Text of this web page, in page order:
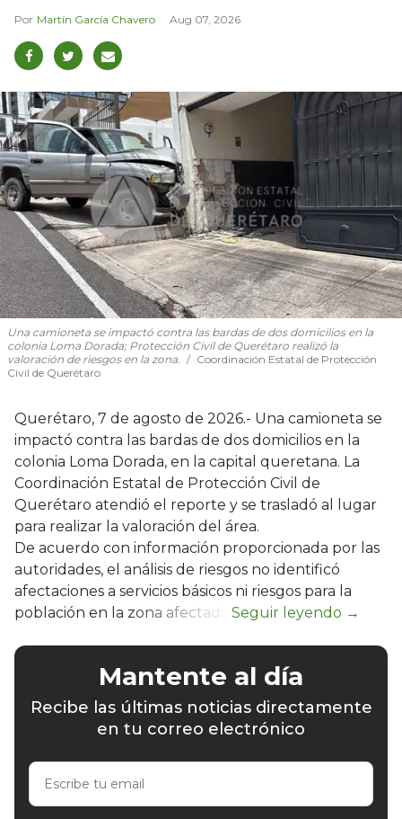
Martín García Chavero Aug 07, 2026
Una camioneta se impactó contra las bardas de dos domicilios en la
colonia Loma Dorada; Protección Civil de Querétaro realizó la
valoración de riesgos en la zona.
Coordinación Estatal de Protección
Civil de Querétaro
Querétaro, 7 de agosto de 2026.- Una camioneta se
impactó contra las bardas de dos domicilios en la
colonia Loma Dorada, en la capital queretana. La
Coordinación Estatal de Protección Civil de
Querétaro atendió el reporte y se trasladó al lugar
para realizar la valoración del área.
De acuerdo con información proporcionada por las
autoridades, el análisis de riesgos no identificó
afectaciones a servicios básicos ni riesgos para la
población en la zona afectada.
Mantente al día
Recibe las últimas noticias directamente
en tu correo electrónico
Escribe
email